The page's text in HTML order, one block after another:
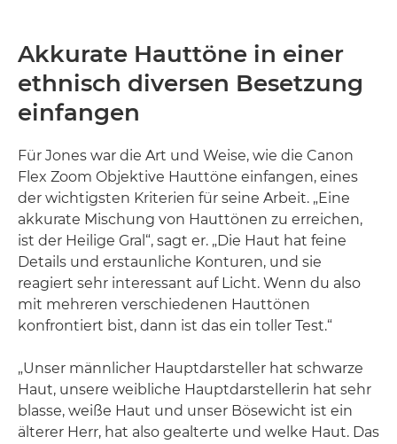
Akkurate Hauttöne in einer
ethnisch diversen Besetzung
einfangen
Für Jones war die Art und Weise, wie die Canon
Flex Zoom Objektive Hauttöne einfangen, eines
der wichtigsten Kriterien für seine Arbeit. „Eine
akkurate Mischung von Hauttönen zu erreichen,
ist der Heilige Gral“, sagt er. „Die Haut hat feine
Details und erstaunliche Konturen, und sie
reagiert sehr interessant auf Licht. Wenn du also
mit mehreren verschiedenen Hauttönen
konfrontiert bist, dann ist das ein toller Test.“
„Unser männlicher Hauptdarsteller hat schwarze
Haut, unsere weibliche Hauptdarstellerin hat sehr
blasse, weiße Haut und unser Bösewicht ist ein
älterer Herr, hat also gealterte und welke Haut. Das